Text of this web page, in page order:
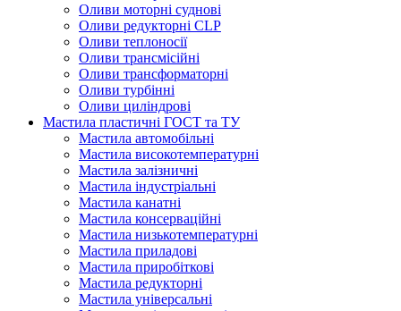
Оливи моторні суднові
Оливи редукторні CLP
Оливи теплоносії
Оливи трансмісійні
Оливи трансформаторні
Оливи турбінні
Оливи циліндрові
Мастила пластичні ГОСТ та ТУ
Мастила автомобільні
Мастила високотемпературні
Мастила залізничні
Мастила індустріальні
Мастила канатні
Мастила консерваційні
Мастила низькотемпературні
Мастила приладові
Мастила приробіткові
Мастила редукторні
Мастила універсальні